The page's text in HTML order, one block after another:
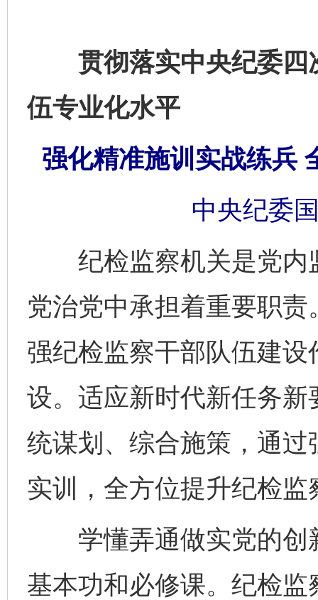
贯彻落实中央纪委四
伍专业化水平
强化精准施训实战练兵
中央纪委
纪检监察机关是党内
党治党中承担着重要职
强纪检监察干部队伍建
设。适应新时代新任务
统谋划、综合施策，通
实训，全方位提升纪检
学懂弄通做实党的创
基本功和必修课。纪检